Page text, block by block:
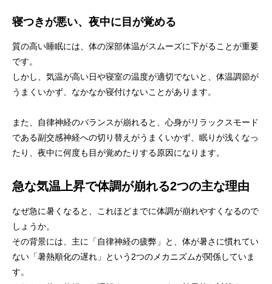
寝つきが悪い、夜中に目が覚める
質の高い睡眠には、体の深部体温がスムーズに下がることが重要
です。
しかし、気温が高い日や寝室の温度が適切でないと、体温調節が
うまくいかず、なかなか寝付けないことがあります。
また、自律神経のバランスが崩れると、心身がリラックスモード
である副交感神経への切り替えがうまくいかず、眠りが浅くなっ
たり、夜中に何度も目が覚めたりする原因になります。
急な気温上昇で体調が崩れる2つの主な理由
なぜ急に暑くなると、これほどまでに体調が崩れやすくなるので
しょうか。
その背景には、主に「自律神経の疲弊」と、体が暑さに慣れてい
ない「暑熱順化の遅れ」という2つのメカニズムが関係していま
す。